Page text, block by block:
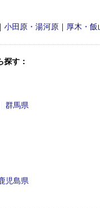
｜ 小田原・湯河原 ｜ 厚木・飯
す：
群馬県
児島県